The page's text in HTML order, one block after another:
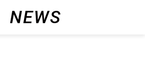
NEWS